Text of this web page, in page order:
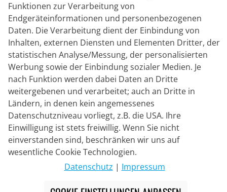
Kontakt
Livechat
Mo - Fr: 8:30 bis 16:00 (MEZ)
Whatsapp
Rückruf
Kontaktformular
Lieferpartner
Funktionen zur Verarbeitung von
Endgeräteinformationen und personenbezogenen
Daten. Die Verarbeitung dient der Einbindung von
Inhalten, externen Diensten und Elementen Dritter, der
statistischen Analyse/Messung, der personalisierten
Werbung sowie der Einbindung sozialer Medien. Je
nach Funktion werden dabei Daten an Dritte
weitergebenen und verarbeitet; auch an Dritte in
Ländern, in denen kein angemessenes
Datenschutzniveau vorliegt, z.B. die USA. Ihre
Einwilligung ist stets freiwillig. Wenn Sie nicht
einverstanden sind, beschränken wir uns auf
wesentliche Cookie Technologien.
Datenschutz | Impressum